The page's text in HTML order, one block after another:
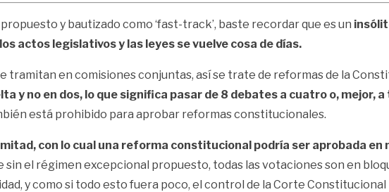
y bautizado como ‘fast-track’, baste recordar que es un
actos legislativos y las leyes se vuelve cosa de días.
tramitan en comisiones conjuntas, así se trate de reformas de la
y no en dos, lo que significa pasar de 8 debates a cuatro o, mejor, a
está prohibido para aprobar reformas constitucionales.
con lo cual una reforma constitucional podría ser aprobada en
el régimen excepcional propuesto, todas las votaciones son en
y como si todo esto fuera poco, el control de la Corte